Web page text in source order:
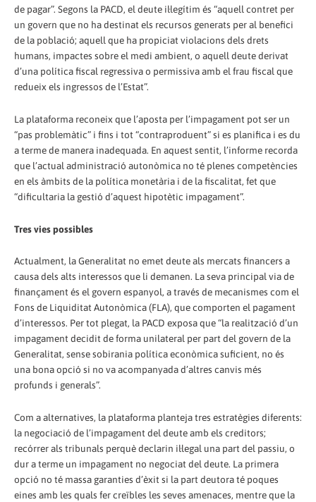
de pagar”. Segons la PACD, el deute il·legítim és “aquell contret per
un govern que no ha destinat els recursos generats per al benefici
de la població; aquell que ha propiciat violacions dels drets
humans, impactes sobre el medi ambient, o aquell deute derivat
d’una política fiscal regressiva o permissiva amb el frau fiscal que
redueix els ingressos de l’Estat”.
La plataforma reconeix que l’aposta per l’impagament pot ser un
“pas problemàtic” i fins i tot “contraproduent” si es planifica i es du
a terme de manera inadequada. En aquest sentit, l’informe recorda
que l’actual administració autonòmica no té plenes competències
en els àmbits de la política monetària i de la fiscalitat, fet que
“dificultaria la gestió d’aquest hipotètic impagament”.
Tres vies possibles
Actualment, la Generalitat no emet deute als mercats financers a
causa dels alts interessos que li demanen. La seva principal via de
finançament és el govern espanyol, a través de mecanismes com el
Fons de Liquiditat Autonòmica (FLA), que comporten el pagament
d’interessos. Per tot plegat, la PACD exposa que “la realització d’un
impagament decidit de forma unilateral per part del govern de la
Generalitat, sense sobirania política econòmica suficient, no és
una bona opció si no va acompanyada d’altres canvis més
profunds i generals”.
Com a alternatives, la plataforma planteja tres estratègies diferents:
la negociació de l’impagament del deute amb els creditors;
recórrer als tribunals perquè declarin il·legal una part del passiu, o
dur a terme un impagament no negociat del deute. La primera
opció no té massa garanties d’èxit si la part deutora té poques
eines amb les quals fer creïbles les seves amenaces, mentre que la